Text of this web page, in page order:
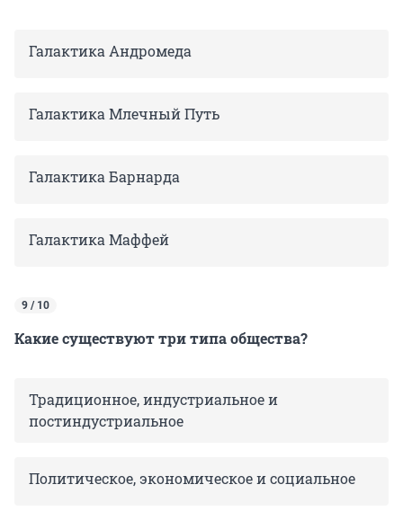
Галактика Андромеда
Галактика Млечный Путь
Галактика Барнарда
Галактика Маффей
9 / 10
Какие существуют три типа общества?
Традиционное, индустриальное и
постиндустриальное
Политическое, экономическое и социальное